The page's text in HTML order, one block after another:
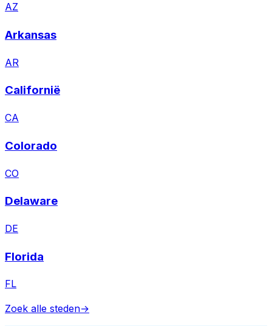
AZ
Arkansas
AR
Californië
CA
Colorado
CO
Delaware
DE
Florida
FL
Zoek alle steden→